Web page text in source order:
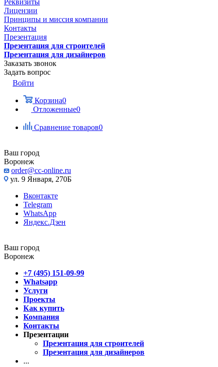
Реквизиты
Лицензии
Принципы и миссия компании
Контакты
Презентация
Презентация для строителей
Презентация для дизайнеров
Заказать звонок
Задать вопрос
Войти
Корзина0
Отложенные0
Сравнение товаров0
Ваш город
Воронеж
order@cc-online.ru
ул. 9 Января, 270Б
Вконтакте
Telegram
WhatsApp
Яндекс.Дзен
Ваш город
Воронеж
+7 (495) 151-09-99
Whatsapp
Услуги
Проекты
Как купить
Компания
Контакты
Презентации
Презентация для строителей
Презентация для дизайнеров
...